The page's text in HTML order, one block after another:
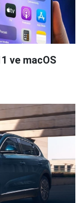
ve macOS